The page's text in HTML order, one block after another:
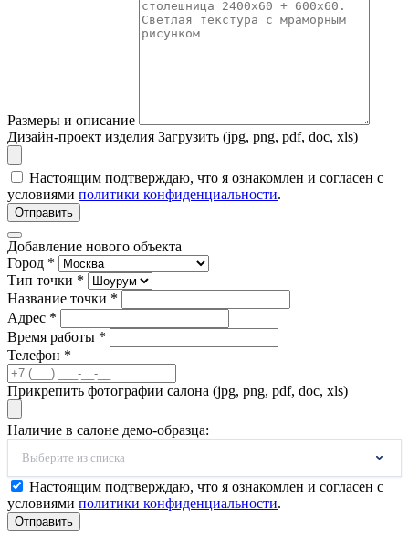
Размеры и описание
Дизайн-проект изделия Загрузить (jpg, png, pdf, doc, xls)
Настоящим подтверждаю, что я ознакомлен и согласен с
условиями политики конфиденциальности.
Отправить
Добавление нового объекта
Город *
Тип точки *
Название точки *
Адрес *
Время работы *
Телефон *
Прикрепить фотографии салона (jpg, png, pdf, doc, xls)
Наличие в салоне демо-образца:
Выберите из списка
Настоящим подтверждаю, что я ознакомлен и согласен с
условиями политики конфиденциальности.
Отправить